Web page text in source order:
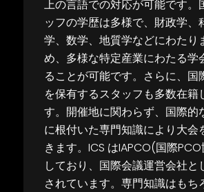
上の言語での対応が可能です。
ッフの学歴は多様で、財政学、
学、数学、地質学などにわたり
め、多様な特定産業にわたる学
ることが可能です。さらに、国
を保有するスタッフも多数在籍
す。開催地に関わらず、国際的
に根付いた専門知識により大会
きます。 ICS はIAPCO(国際PCO
しており、国際会議運営会社と
されています。専門知識はもち